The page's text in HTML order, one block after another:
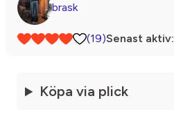
brask
(19)Senast aktiv:
Köpa via plick